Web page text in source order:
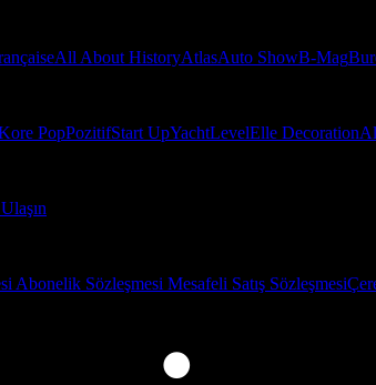
All About HistoryAtlasAuto ShowB-Mag
PopPozitifStart UpYachtLevelElle Decoration
Abonelik Sözleşmesi Mesafeli Satış Sözleşmesi